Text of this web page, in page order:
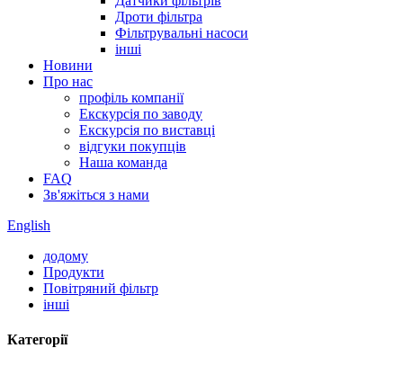
Дроти фільтра
Фільтрувальні насоси
інші
Новини
Про нас
профіль компанії
Екскурсія по заводу
Екскурсія по виставці
відгуки покупців
Наша команда
FAQ
Зв'яжіться з нами
English
додому
Продукти
Повітряний фільтр
інші
Категорії